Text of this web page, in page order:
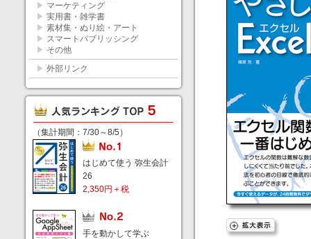
▶ マーケティング
▶ 実用書・雑学書
▶ 素材集・ぬり絵・アート
▶ スマートパブリッシング
▶ その他
▶ 外部リンク
（集計期間：7/30～8/5）
はじめて使う 弥生会計
26
2,350円＋税
手を動かして学ぶ